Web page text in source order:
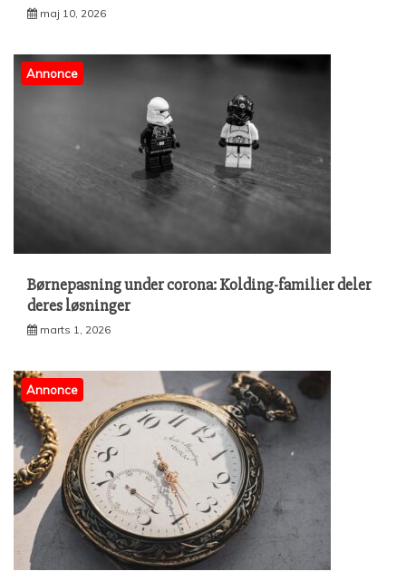
maj 10, 2026
Annonce
Børnepasning under corona: Kolding-familier deler
deres løsninger
marts 1, 2026
Annonce